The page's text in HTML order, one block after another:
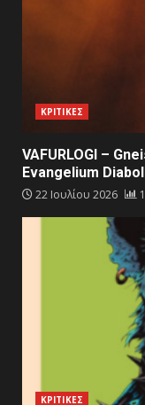
ΚΡΙΤΙΚΕΣ
VAFURLOGI –
Evangelium
22 Ιουλίου 2026
ΚΡΙΤΙΚΕΣ